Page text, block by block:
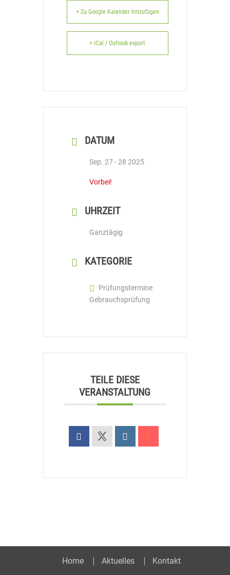
+ Zu Google Kalender hinzufügen
+ iCal / Outlook export
DATUM
Sep. 27 - 28 2025
Vorbei!
UHRZEIT
Ganztägig
KATEGORIE
Prüfungstermine
Gebrauchsprüfung
TEILE DIESE
VERANSTALTUNG
Home Aktuelles Kontakt